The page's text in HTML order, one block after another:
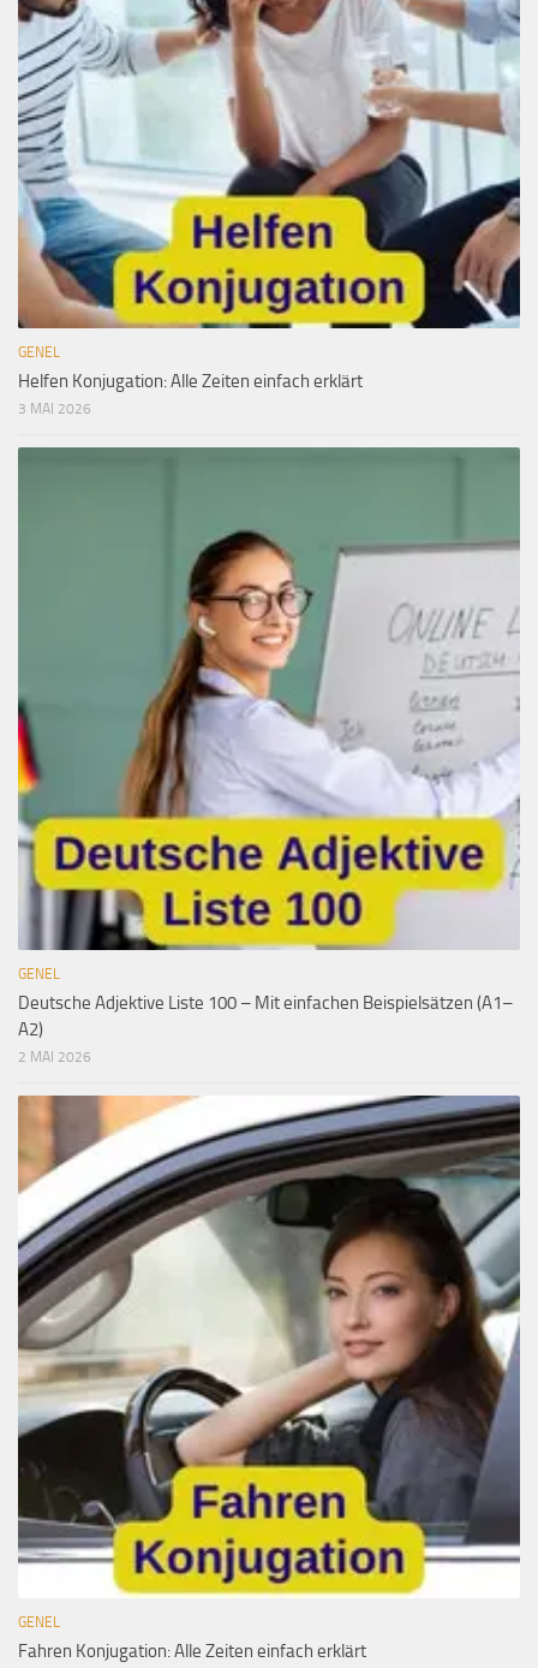
GENEL
Helfen Konjugation: Alle Zeiten einfach erklärt
3 MAI 2026
GENEL
Deutsche Adjektive Liste 100 – Mit einfachen Beispielsätzen (A1–
A2)
2 MAI 2026
GENEL
Fahren Konjugation: Alle Zeiten einfach erklärt